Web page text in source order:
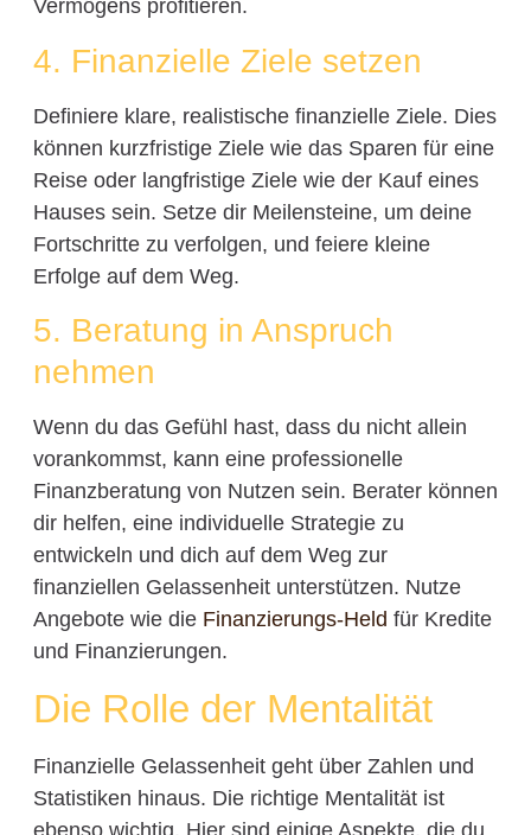
Vermögens profitieren.
4. Finanzielle Ziele setzen
Definiere klare, realistische finanzielle Ziele. Dies
können kurzfristige Ziele wie das Sparen für eine
Reise oder langfristige Ziele wie der Kauf eines
Hauses sein. Setze dir Meilensteine, um deine
Fortschritte zu verfolgen, und feiere kleine
Erfolge auf dem Weg.
5. Beratung in Anspruch
nehmen
Wenn du das Gefühl hast, dass du nicht allein
vorankommst, kann eine professionelle
Finanzberatung von Nutzen sein. Berater können
dir helfen, eine individuelle Strategie zu
entwickeln und dich auf dem Weg zur
finanziellen Gelassenheit unterstützen. Nutze
Angebote wie die Finanzierungs-Held für Kredite
und Finanzierungen.
Die Rolle der Mentalität
Finanzielle Gelassenheit geht über Zahlen und
Statistiken hinaus. Die richtige Mentalität ist
ebenso wichtig. Hier sind einige Aspekte, die du